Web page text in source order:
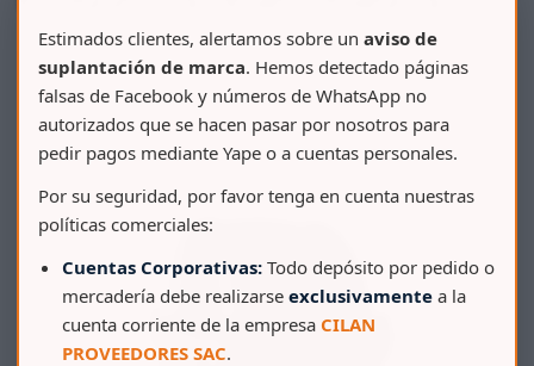
Estimados clientes, alertamos sobre un aviso de
suplantación de marca. Hemos detectado páginas
falsas de Facebook y números de WhatsApp no
autorizados que se hacen pasar por nosotros para
pedir pagos mediante Yape o a cuentas personales.
Por su seguridad, por favor tenga en cuenta nuestras
políticas comerciales:
Cuentas Corporativas: Todo depósito por pedido o
mercadería debe realizarse exclusivamente a la
cuenta corriente de la empresa CILAN
PROVEEDORES SAC.